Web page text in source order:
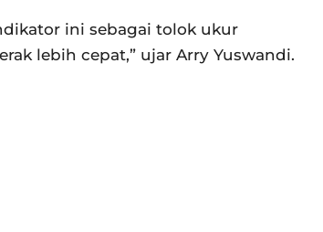
ini sebagai tolok ukur
lebih cepat,” ujar Arry Yuswandi.